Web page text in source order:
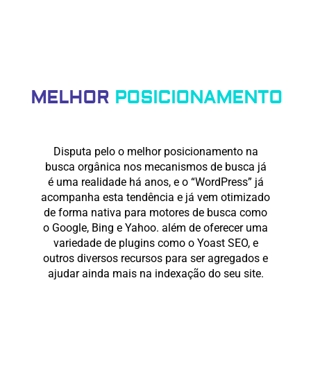
MELHOR POSICIONAMENTO
Disputa pelo o melhor posicionamento na
busca orgânica nos mecanismos de busca já
é uma realidade há anos, e o “WordPress” já
acompanha esta tendência e já vem otimizado
de forma nativa para motores de busca como
o Google, Bing e Yahoo. além de oferecer uma
variedade de plugins como o Yoast SEO, e
outros diversos recursos para ser agregados e
ajudar ainda mais na indexação do seu site.